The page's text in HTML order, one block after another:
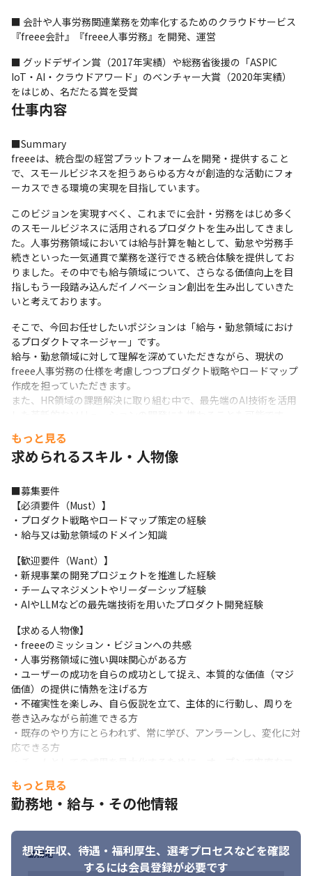
■ 会計や人事労務関連業務を効率化するためのクラウドサービス
『freee会計』『freee人事労務』を開発、運営
■ グッドデザイン賞（2017年実績）や総務省後援の「ASPIC
IoT・AI・クラウドアワード」のベンチャー大賞（2020年実績）
をはじめ、名だたる賞を受賞
仕事内容
■Summary
freeeは、統合型の経営プラットフォームを開発・提供すること
で、スモールビジネスを担うあらゆる方々が創造的な活動にフォ
ーカスできる環境の実現を目指しています。
このビジョンを実現すべく、これまでに会計・労務をはじめ多く
のスモールビジネスに活用されるプロダクトを生み出してきまし
た。人事労務領域においては給与計算を軸として、勤怠や労務手
続きといった一気通貫で業務を遂行できる統合体験を提供してお
りました。その中でも給与領域について、さらなる価値向上を目
指しもう一段踏み込んだイノベーション創出を生み出していきた
いと考えております。
そこで、今回お任せしたいポジションは「給与・勤怠領域におけ
るプロダクトマネージャー」です。
給与・勤怠領域に対して理解を深めていただきながら、現状の
freee人事労務の仕様を考慮しつつプロダクト戦略やロードマップ
作成を担っていただきます。
また、HR領域の課題解決に取り組む中で、最先端のAI技術を活用
freeeの新たな未来を担う給与・勤怠プロダクト開発を推進いただ
ける方を募集しています。
・プロダクト戦略の策定と実行: 市場・競合・ユーザーリサーチに
基づき、担当プロダクトの中長期的なビジョンと戦略を策定し、
経営や事業の目標達成にコミットします。
析を通じてインサイトを抽出し、解決すべき「本質的な課題」を
特定。高速な仮説検証サイクルを回します。
・プロダクト開発の推進: プロダクトロードマップとバックログを
からリリースまでプロダクト開発全体をリードします。
・ステークホルダーとの連携: マーケティング、セールス、カスタ
マーサポートなど、社内外の多様なステークホルダーと連携し、
プロダクト価値を最大化するためのアクションを推進します。
・継続的なプロダクト改善: リリースした機能の効果測定を行い、
データとユーザーフィードバックを基に、プロダクトを常に改善
し続けます。
更となる場合があります
もっと見る
求められるスキル・人物像
■募集要件
【必須要件（Must）】
・プロダクト戦略やロードマップ策定の経験
・給与又は勤怠領域のドメイン知識
【歓迎要件（Want）】
・新規事業の開発プロジェクトを推進した経験
・チームマネジメントやリーダーシップ経験
・AIやLLMなどの最先端技術を用いたプロダクト開発経験
【求める人物像】
・freeeのミッション・ビジョンへの共感
・人事労務領域に強い興味関心がある方
・ユーザーの成功を自らの成功として捉え、本質的な価値（マジ
価値）の提供に情熱を注げる方
・不確実性を楽しみ、自ら仮説を立て、主体的に行動し、周りを
巻き込みながら前進できる方
・既存のやり方にとらわれず、常に学び、アンラーンし、変化に対
応できる方
もっと見る
勤務地・給与・その他情報
想定年収、待遇・福利厚生、 選考プロセスなどを確認
するには会員登録が必要です
勤務地